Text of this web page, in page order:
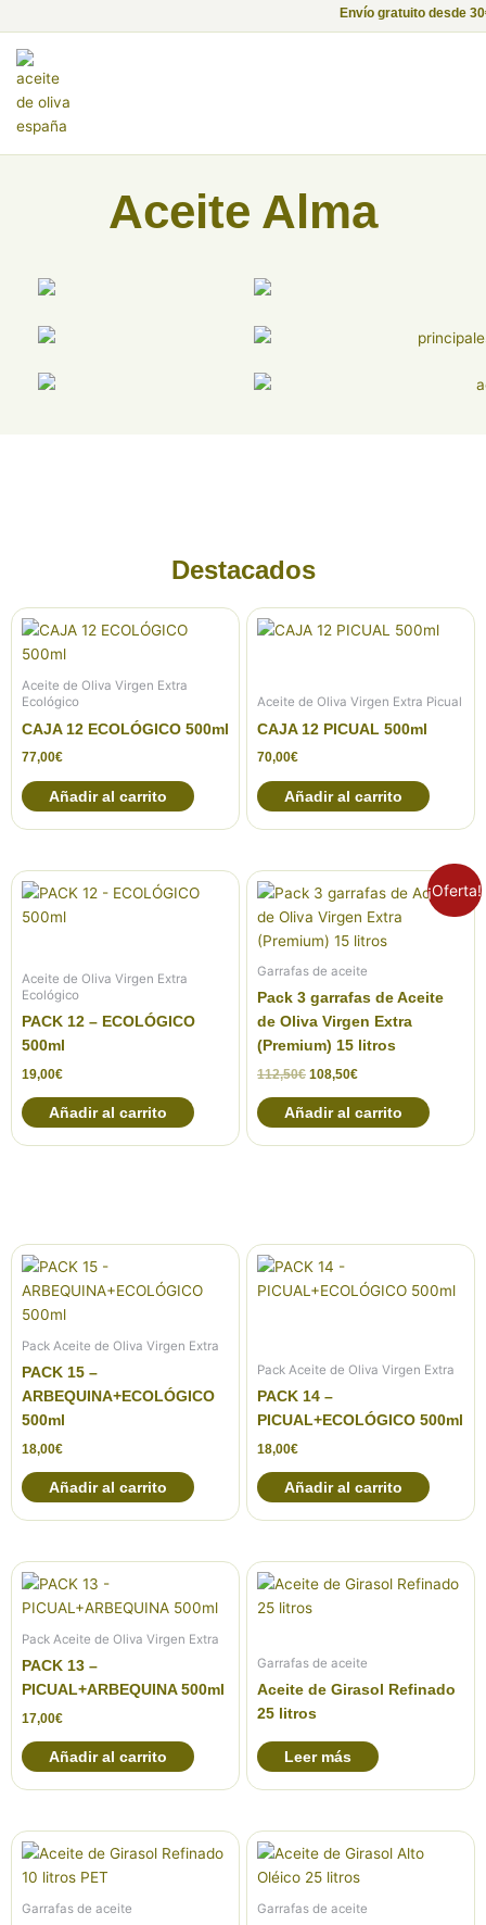
al
contenido
Envío gratuito desde
Aceite Alma
Destacados
Aceite de Oliva Virgen Extra
Ecológico
CAJA 12 ECOLÓGICO 500ml
77,00€
Añadir al carrito
Aceite de Oliva Virgen Extra Picual
CAJA 12 PICUAL 500ml
70,00€
Añadir al carrito
Aceite de Oliva Virgen Extra
Ecológico
PACK 12 – ECOLÓGICO
500ml
19,00€
Añadir al carrito
¡Oferta!
Garrafas de aceite
Pack 3 garrafas de Aceite
de Oliva Virgen Extra
(Premium) 15 litros
112,50€
precio
original
112,50€.
108,50€
precio
actual
108,50€.
Añadir al carrito
Pack Aceite de Oliva Virgen Extra
PACK 15 –
ARBEQUINA+ECOLÓGICO
500ml
18,00€
Añadir al carrito
Pack Aceite de Oliva Virgen Extra
PACK 14 –
PICUAL+ECOLÓGICO 500ml
18,00€
Añadir al carrito
Pack Aceite de Oliva Virgen Extra
PACK 13 –
PICUAL+ARBEQUINA 500ml
17,00€
Añadir al carrito
Garrafas de aceite
Aceite de Girasol Refinado
25 litros
Leer más
Garrafas de aceite Garrafas de aceite